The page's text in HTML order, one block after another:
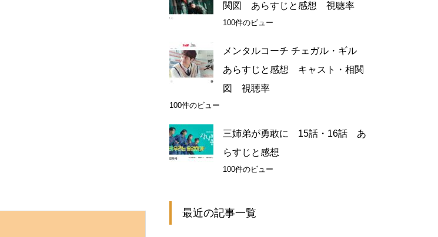
関図 あらすじと感想 視聴率
100件のビュー
メンタルコーチ チェガル・ギル
あらすじと感想 キャスト・相関
図 視聴率
100件のビュー
三姉弟が勇敢に 15話・16話 あ
らすじと感想
100件のビュー
最近の記事一覧